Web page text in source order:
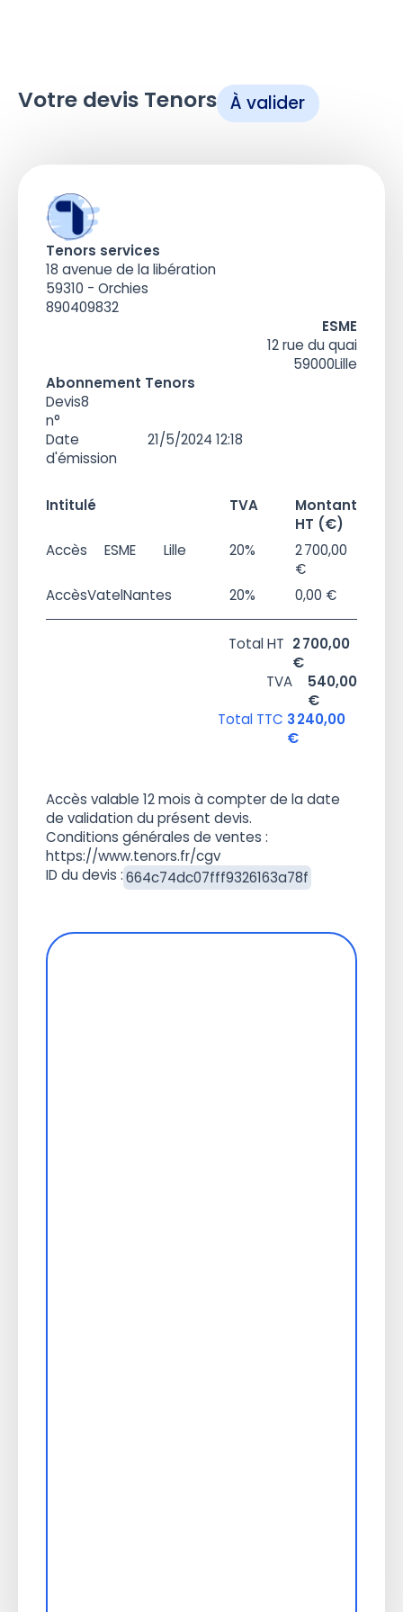
Votre devis Tenors À valider
Tenors services
18 avenue de la libération
59310 - Orchies
890409832
ESME
12 rue du quai
59000Lille
Abonnement Tenors
Devis
n°
8
Date
d'émission
21/5/2024 12:18
Intitulé TVA
Montant
HT (€)
Accès
ESME Lille 20%
2 700,00
€
AccèsVatelNantes 20% 0,00 €
Total HT 2 700,00
€
TVA
540,00
€
Total TTC 3 240,00
€
Accès valable 12 mois à compter de la date
de validation du présent devis.
Conditions générales de ventes :
https://www.tenors.fr/cgv
ID du devis :664c74dc07fff9326163a78f